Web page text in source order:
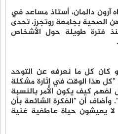
آرون دالمان، أستاذ مساعد في
الصحية بجامعة روتجرز، تحدى
فترة طويلة حول الأشخاص
كان كل ما نعرفه عن التوحد
"كل هذا الوقت في إثارة مشكلة
لفهم كيف يكون الأمر بالنسبة
وأضاف أن "الفكرة الشائعة بأن
لا يعيشون حياة عاطفية غنية